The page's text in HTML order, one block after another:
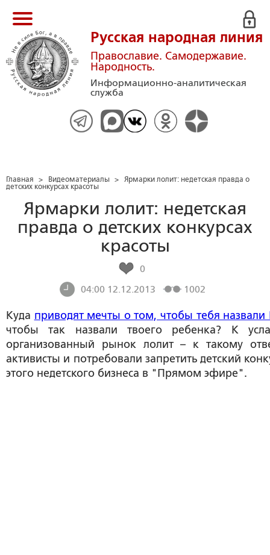
Русская народная линия
Православие. Самодержавие.
Народность.
Информационно-аналитическая
служба
Главная > Видеоматериалы > Ярмарки лолит: недетская правда о
детских конкурсах красоты
Ярмарки лолит: недетская
правда о детских конкурсах
красоты
0
04:00 12.12.2013
1002
Куда приводят мечты о том, чтобы тебя
чтобы так назвали твоего ребенка? К
организованный рынок лолит – к такому
активисты и потребовали запретить детский
этого недетского бизнеса в "Прямом эфире".